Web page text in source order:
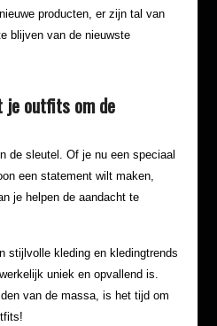
producten, er zijn tal van
blijven van de nieuwste
je outfits om de
de sleutel. Of je nu een speciaal
een statement wilt maken,
je helpen de aandacht te
stijlvolle kleding en kledingtrends
uniek en opvallend is.
van de massa, is het tijd om